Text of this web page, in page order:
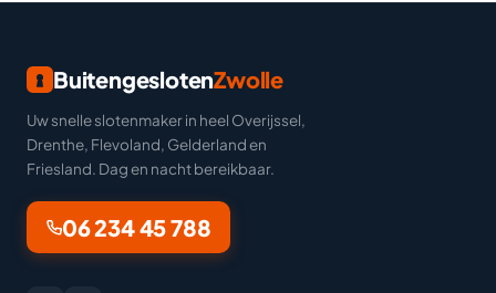
BuitengeslotenZwolle
Uw snelle slotenmaker in heel Overijssel,
Drenthe, Flevoland, Gelderland en
Friesland. Dag en nacht bereikbaar.
06 234 45 788